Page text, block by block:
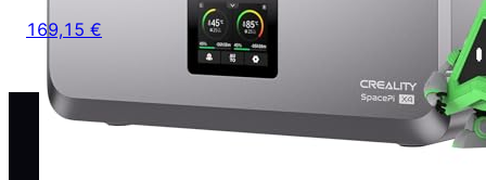
169,15 €